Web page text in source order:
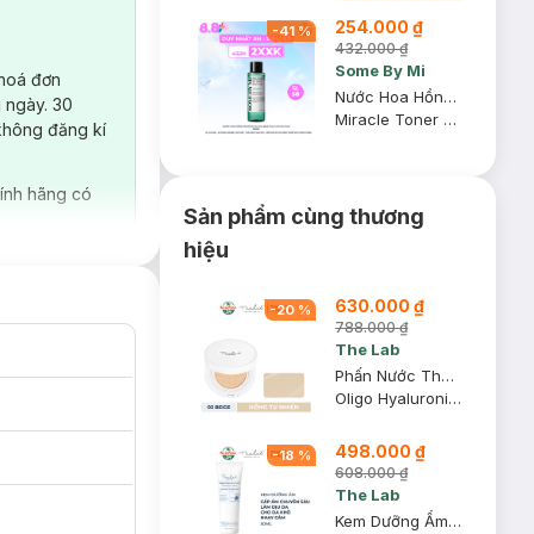
đơn
30
đăng kí
hãng có
Dịu Da & Kiểm
Soát Dầu Nhờn
25ml (SL Có Hạn)
-41% 254.000 ₫
432.000 ₫
Some By Mi
Nước Hoa Hồng Some By Mi AHA-BHA-PHA Cho Da Mụn 150ml
Miracle Toner AHA-BHA-PHA 30 Days
Sản phẩm cùng thương
hiệu
-20 % 630.000 ₫
788.000 ₫
The Lab
Phấn Nước The Lab Dưỡng Ẩm Màu 02 Beige - Hồng Tự Nhiên 12g
Oligo Hyaluronic Acid Healthy Cream Cushion
-18 % 498.000 ₫
608.000 ₫
The Lab
Kem Dưỡng Ẩm The Lab Dành Cho Da Khô & Nhạy Cảm 50ml